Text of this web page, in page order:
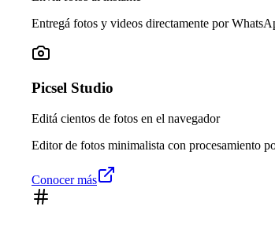
Entregá fotos y videos directamente por
Picsel Studio
Editá cientos de fotos en el navegador
Editor de fotos minimalista con procesamiento
Conocer más